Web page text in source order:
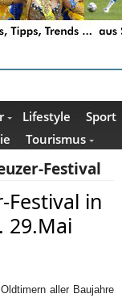
Lifestyle Sport
Tourismus
Festival
in
29.Mai
aller Baujahre